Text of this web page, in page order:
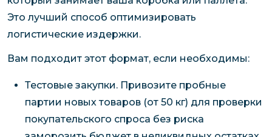
Это лучший способ оптимизировать
логистические издержки.
Вам подходит этот формат, если необходимы:
Тестовые закупки. Привозите пробные
партии новых товаров (от 50 кг) для проверки
покупательского спроса без риска